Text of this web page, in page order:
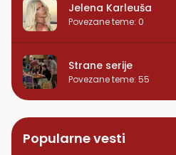
Jelena Karleuša
Povezane teme: 0
Strane serije
Povezane teme: 55
Popularne vesti